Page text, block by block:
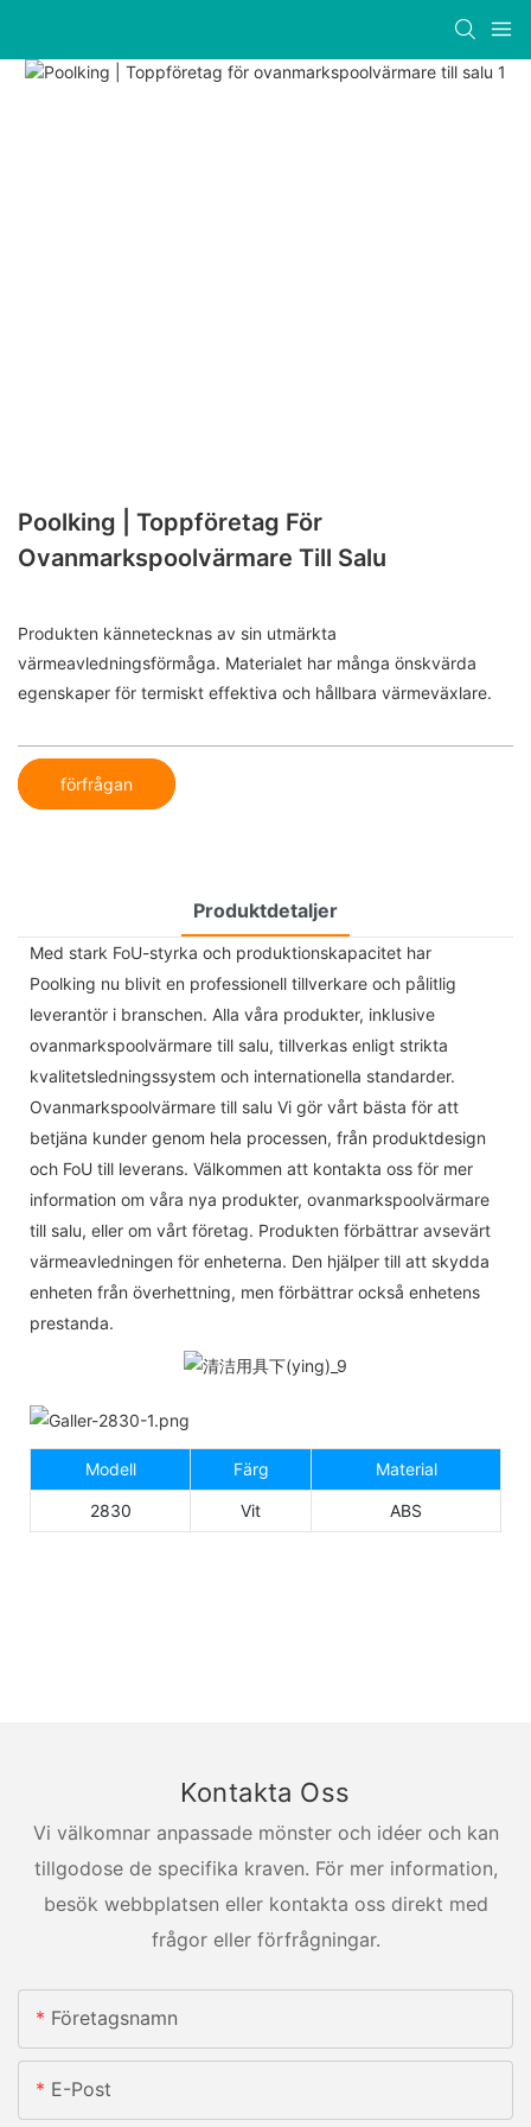
Poolking | Toppföretag För
Ovanmarkspoolvärmare Till Salu
Produkten kännetecknas av sin utmärkta
värmeavledningsförmåga. Materialet har många önskvärda
egenskaper för termiskt effektiva och hållbara värmeväxlare.
förfrågan
Produktdetaljer
Med stark FoU-styrka och produktionskapacitet har
Poolking nu blivit en professionell tillverkare och pålitlig
leverantör i branschen. Alla våra produkter, inklusive
ovanmarkspoolvärmare till salu, tillverkas enligt strikta
kvalitetsledningssystem och internationella standarder.
Ovanmarkspoolvärmare till salu Vi gör vårt bästa för att
betjäna kunder genom hela processen, från produktdesign
och FoU till leverans. Välkommen att kontakta oss för mer
information om våra nya produkter, ovanmarkspoolvärmare
till salu, eller om vårt företag. Produkten förbättrar avsevärt
värmeavledningen för enheterna. Den hjälper till att skydda
enheten från överhettning, men förbättrar också enhetens
prestanda.
Modell Färg Material
2830 Vit ABS
Kontakta Oss
Vi välkomnar anpassade mönster och idéer och kan
tillgodose de specifika kraven. För mer information,
besök webbplatsen eller kontakta oss direkt med
frågor eller förfrågningar.
Företagsnamn
E-Post